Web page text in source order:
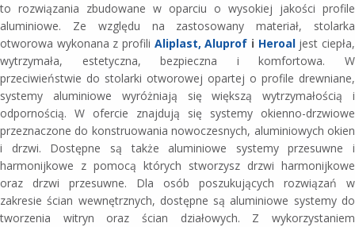
to rozwiązania zbudowane w oparciu o wysokiej jakości profile
aluminiowe. Ze względu na zastosowany materiał, stolarka
otworowa wykonana z profili Aliplast, Aluprof i Heroal jest ciepła,
wytrzymała, estetyczna, bezpieczna i komfortowa. W
przeciwieństwie do stolarki otworowej opartej o profile drewniane,
systemy aluminiowe wyróżniają się większą wytrzymałością i
odpornością. W ofercie znajdują się systemy okienno-drzwiowe
przeznaczone do konstruowania nowoczesnych, aluminiowych okien
i drzwi. Dostępne są także aluminiowe systemy przesuwne i
harmonijkowe z pomocą których stworzysz drzwi harmonijkowe
oraz drzwi przesuwne. Dla osób poszukujących rozwiązań w
zakresie ścian wewnętrznych, dostępne są aluminiowe systemy do
tworzenia witryn oraz ścian działowych. Z wykorzystaniem